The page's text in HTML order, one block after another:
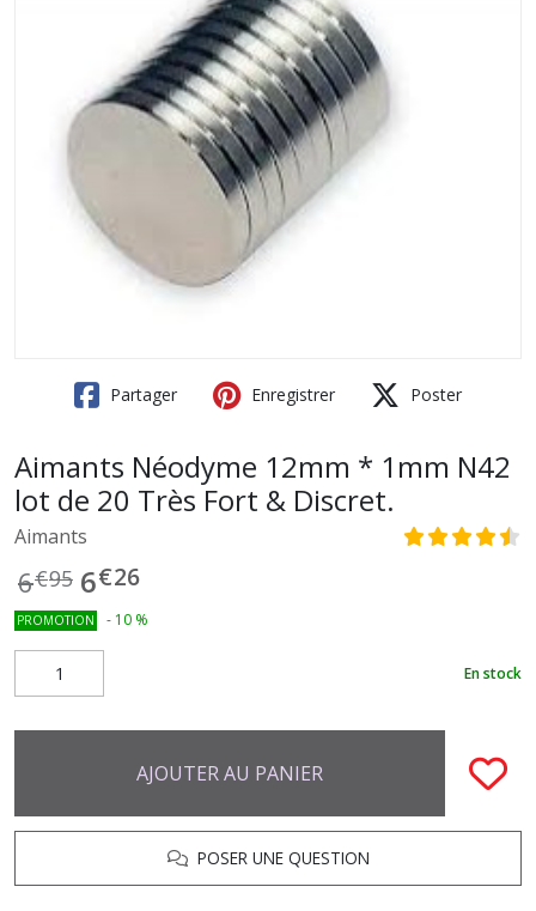
Partager Enregistrer Poster
Aimants Néodyme 12mm * 1mm N42
lot de 20 Très Fort & Discret.
Aimants
6€95 6€26
PROMOTION - 10 %
En stock
AJOUTER AU PANIER
POSER UNE QUESTION